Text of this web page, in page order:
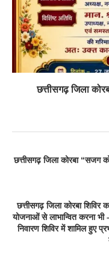
छत्तीसगढ़ जिला
छत्तीसगढ़ जिला कोरबा “सजग
छत्तीसगढ़ जिला कोरबा
योजनाओं से लाभान्वित करना
निवारण शिविर में शामिल हुए